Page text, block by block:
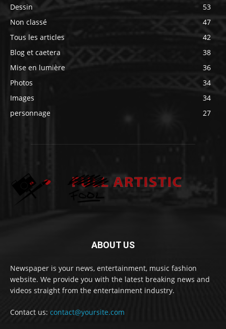
Dessin
53
Non classé
47
Tous les articles
42
Blog et caetera
38
Mise en lumière
36
Photos
34
Images
34
personnage
27
ABOUT US
Newspaper is your news, entertainment, music fashion
website. We provide you with the latest breaking news and
videos straight from the entertainment industry.
Contact us: contact@yoursite.com